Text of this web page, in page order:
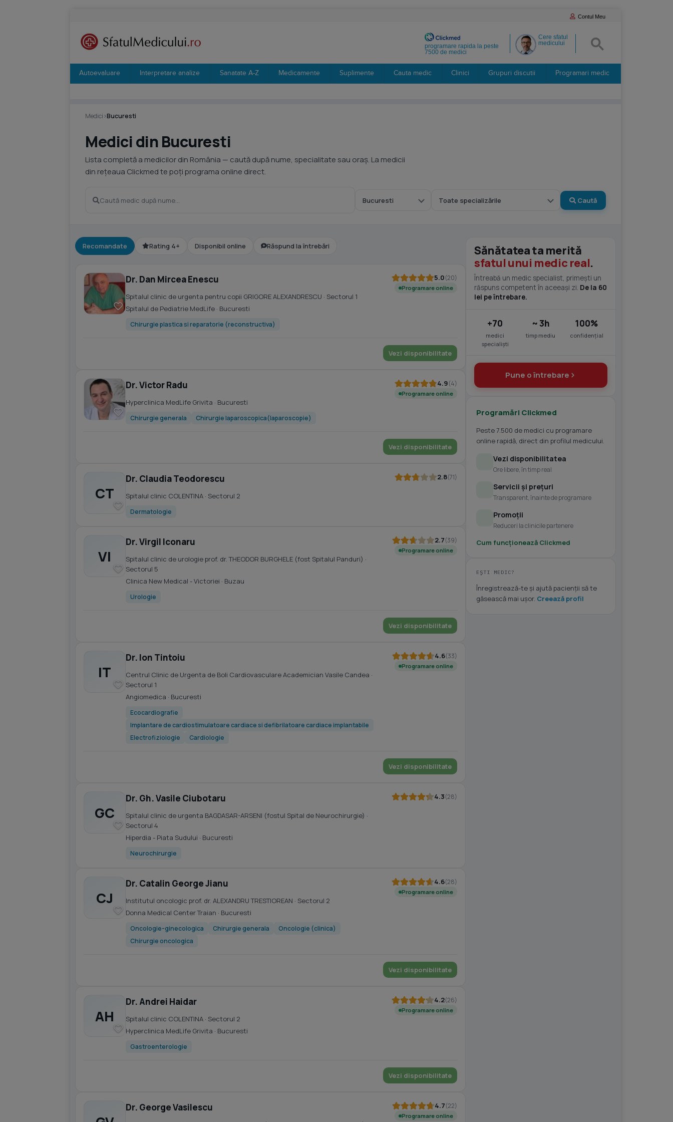
Contul Meu
Cere sfatul
medicului
programare rapida la peste
7500 de medici
Autoevaluare Interpretare analize Sanatate A-Z Medicamente Suplimente Cauta medic Clinici Grupuri discutii Programari medic
Medici›Bucuresti
Medici din Bucuresti
Lista completă a medicilor din România — caută după nume, specialitate sau oraș. La medicii
din rețeaua Clickmed te poți programa online direct.
Caută
Recomandate Rating 4+ Disponibil online Răspund la întrebări
Dr. Dan Mircea Enescu
Spitalul clinic de urgenta pentru copii GRIGORE ALEXANDRESCU · Sectorul 1
Spitalul de Pediatrie MedLife · Bucuresti
Chirurgie plastica si reparatorie (reconstructiva)
5.0(20)
Programare online
Vezi disponibilitate
Dr. Victor Radu
Hyperclinica MedLife Grivita · Bucuresti
Chirurgie generala Chirurgie laparoscopica(laparoscopie)
4.9(4)
Programare online
Vezi disponibilitate
CT
Dr. Claudia Teodorescu
Spitalul clinic COLENTINA · Sectorul 2
Dermatologie
2.8(71)
VI
Dr. Virgil Iconaru
Spitalul clinic de urologie prof. dr. THEODOR BURGHELE (fost Spitalul Panduri) ·
Sectorul 5
Clinica New Medical - Victoriei · Buzau
Urologie
2.7(39)
Programare online
Vezi disponibilitate
IT
Dr. Ion Tintoiu
Centrul Clinic de Urgenta de Boli Cardiovasculare Academician Vasile Candea ·
Sectorul 1
Angiomedica · Bucuresti
Ecocardiografie
Implantare de cardiostimulatoare cardiace si defibrilatoare cardiace implantabile
Electrofiziologie
Cardiologie
4.6(33)
Programare online
Vezi disponibilitate
GC
Dr. Gh. Vasile Ciubotaru
Spitalul clinic de urgenta BAGDASAR-ARSENI (fostul Spital de Neurochirurgie) ·
Sectorul 4
Hiperdia - Piata Sudului · Bucuresti
Neurochirurgie
4.3(28)
CJ
Dr. Catalin George Jianu
Institutul oncologic prof. dr. ALEXANDRU TRESTIOREAN · Sectorul 2
Donna Medical Center Traian · Bucuresti
Oncologie-ginecologica Chirurgie generala
Oncologie (clinica)
Chirurgie oncologica
4.6(28)
Programare online
Vezi disponibilitate
AH
Dr. Andrei Haidar
Spitalul clinic COLENTINA · Sectorul 2
Hyperclinica MedLife Grivita · Bucuresti
Gastroenterologie
4.2(26)
Programare online
Vezi disponibilitate
Dr. George Vasilescu 4.7(22)
Programare online
Sănătatea ta merită
sfatul unui medic real.
Întreabă un medic specialist, primești un
răspuns competent în aceeași zi. De la 60
lei pe întrebare.
+70
medici
specialiști
~ 3h
timp mediu
100%
confidențial
Pune o întrebare
Programări Clickmed
Peste 7.500 de medici cu programare
online rapidă, direct din profilul medicului.
Vezi disponibilitatea
Ore libere, în timp real
Servicii și prețuri
Transparent, înainte de programare
Promoții
Reduceri la clinicile partenere
Cum funcționează Clickmed
EȘTI MEDIC?
Înregistrează-te și ajută pacienții să te
găsească mai ușor. Creează profil